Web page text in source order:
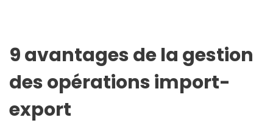
9 avantages de la gestion
des opérations import-
export